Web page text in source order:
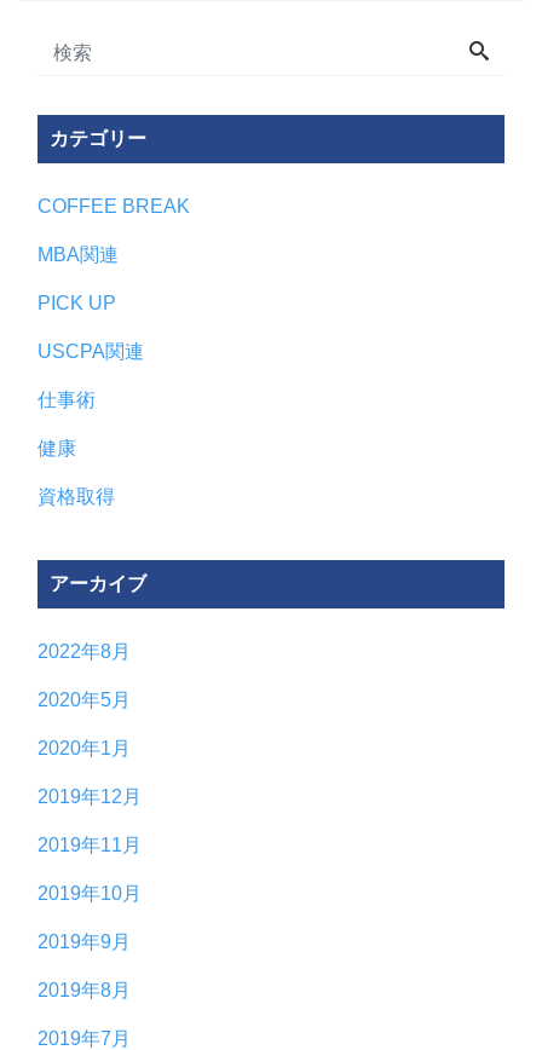
カテゴリー
COFFEE BREAK
MBA関連
PICK UP
USCPA関連
仕事術
健康
資格取得
アーカイブ
2022年8月
2020年5月
2020年1月
2019年12月
2019年11月
2019年10月
2019年9月
2019年8月
2019年7月